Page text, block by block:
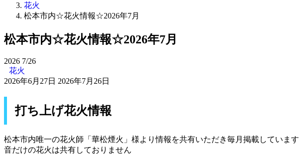
花火
松本市内☆花火情報☆2026年7月
松本市内☆花火情報☆2026年7月
2026 7/26
花火
2026年6月27日 2026年7月26日
打ち上げ花火情報
松本市内唯一の花火師「華松煙火」様より情報を共有いただき毎月掲載しています
音だけの花火は共有しておりません